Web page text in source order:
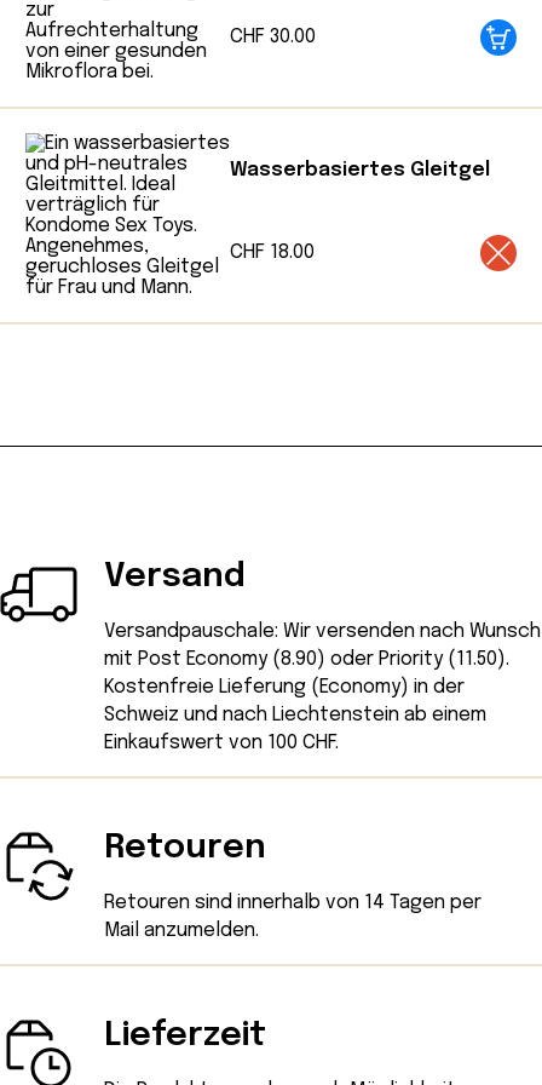
beschäftigte sich Veronica mit diesem
Thema, forschte auf diesem Gebiet und kann
sich heute als Expertin für Naturkosmetik
bezeichnen.
CHF 30.00
Wasserbasiertes Gleitgel
CHF 18.00
Versand
Versandpauschale: Wir versenden nach Wunsch
mit Post Economy (8.90) oder Priority (11.50).
Kostenfreie Lieferung (Economy) in der
Schweiz und nach Liechtenstein ab einem
Einkaufswert von 100 CHF.
Retouren
Retouren sind innerhalb von 14 Tagen per
Mail anzumelden.
Lieferzeit